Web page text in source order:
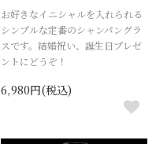
お好きなイニシャルを入れられる
シンプルな定番のシャンパングラ
スです。結婚祝い、誕生日プレゼ
ントにどうぞ！
6,980円(税込)